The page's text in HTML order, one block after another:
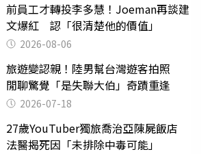
前員工才轉投李多慧！Joeman再談建
文爆紅 認「很清楚他的價值」
2026-08-06
旅遊變認親！陸男幫台灣遊客拍照
閒聊驚覺「是失聯大伯」奇蹟重逢
2026-07-18
27歲YouTuber獨旅喬治亞陳屍飯店
法醫揭死因「未排除中毒可能」